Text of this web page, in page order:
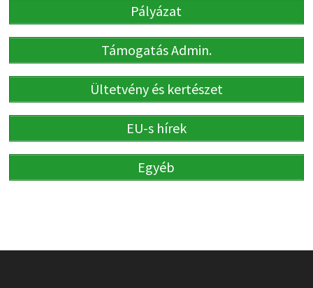
Pályázat
Támogatás Admin.
Ültetvény és kertészet
EU-s hírek
Egyéb